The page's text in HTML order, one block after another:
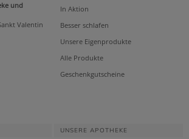
und
Valentin
In Aktion
Besser schlafen
Unsere Eigenprodukte
Alle Produkte
Geschenkgutscheine
UNSERE APOTHEKE